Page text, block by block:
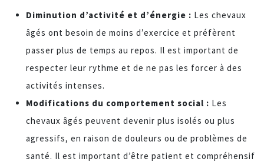
Diminution d’activité et d’énergie : Les chevaux
âgés ont besoin de moins d’exercice et préfèrent
passer plus de temps au repos. Il est important de
respecter leur rythme et de ne pas les forcer à des
activités intenses.
Modifications du comportement social : Les
chevaux âgés peuvent devenir plus isolés ou plus
agressifs, en raison de douleurs ou de problèmes de
santé. Il est important d’être patient et compréhensif